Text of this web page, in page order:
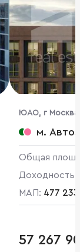
ЮАО, г
стр. 66
м.
Общая
Доходность:
МАП: 477
57 267